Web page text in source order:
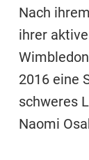
Nach
ihrer
2016 eine
schweres
Naomi